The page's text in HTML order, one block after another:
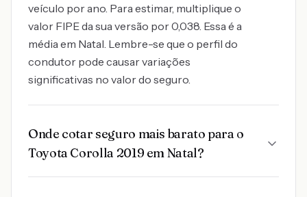
veículo por ano. Para estimar, multiplique o
valor FIPE da sua versão por 0,038. Essa é a
média em Natal. Lembre-se que o perfil do
condutor pode causar variações
significativas no valor do seguro.
Onde cotar seguro mais barato para o
Toyota Corolla 2019 em Natal?